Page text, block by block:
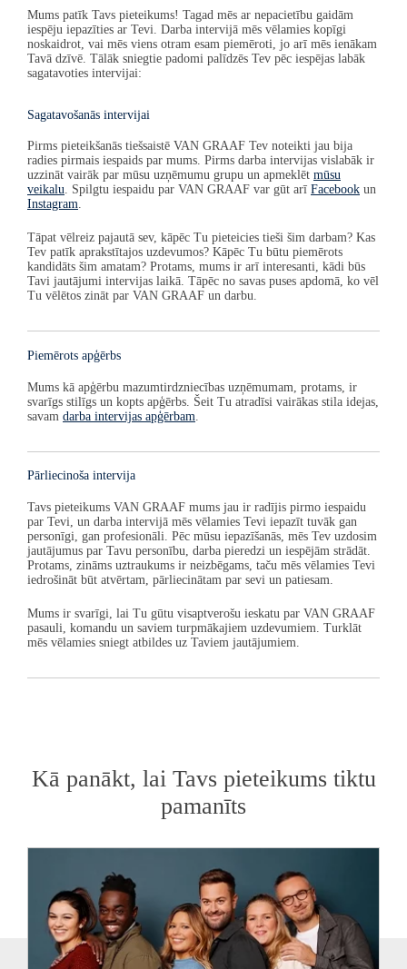
Mums patīk Tavs pieteikums! Tagad mēs ar nepacietību gaidām
iespēju iepazīties ar Tevi. Darba intervijā mēs vēlamies kopīgi
noskaidrot, vai mēs viens otram esam piemēroti, jo arī mēs ienākam
Tavā dzīvē. Tālāk sniegtie padomi palīdzēs Tev pēc iespējas labāk
sagatavoties intervijai:
Sagatavošanās intervijai
Pirms pieteikšanās tiešsaistē VAN GRAAF Tev noteikti jau bija
radies pirmais iespaids par mums. Pirms darba intervijas vislabāk ir
uzzināt vairāk par mūsu uzņēmumu grupu un apmeklēt mūsu
veikalu. Spilgtu iespaidu par VAN GRAAF var gūt arī Facebook un
Instagram.
Tāpat vēlreiz pajautā sev, kāpēc Tu pieteicies tieši šim darbam? Kas
Tev patīk aprakstītajos uzdevumos? Kāpēc Tu būtu piemērots
kandidāts šim amatam? Protams, mums ir arī interesanti, kādi būs
Tavi jautājumi intervijas laikā. Tāpēc no savas puses apdomā, ko vēl
Tu vēlētos zināt par VAN GRAAF un darbu.
Piemērots apģērbs
Mums kā apģērbu mazumtirdzniecības uzņēmumam, protams, ir
svarīgs stilīgs un kopts apģērbs. Šeit Tu atradīsi vairākas stila idejas,
savam darba intervijas apģērbam
Pārliecinoša intervija
Tavs pieteikums VAN GRAAF mums jau ir radījis pirmo iespaidu
par Tevi, un darba intervijā mēs vēlamies Tevi iepazīt tuvāk gan
personīgi, gan profesionāli. Pēc mūsu iepazīšanās, mēs Tev uzdosim
jautājumus par Tavu personību, darba pieredzi un iespējām strādāt.
Protams, zināms uztraukums ir neizbēgams, taču mēs vēlamies Tevi
iedrošināt būt atvērtam, pārliecinātam par sevi un patiesam.
Mums ir svarīgi, lai Tu gūtu visaptverošu ieskatu par VAN GRAAF
pasauli, komandu un saviem turpmākajiem uzdevumiem. Turklāt
mēs vēlamies sniegt atbildes uz Taviem jautājumiem.
Kā panākt, lai Tavs pieteikums tiktu
pamanīts